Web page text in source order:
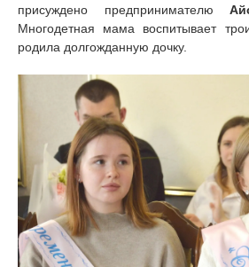
присуждено предпринимателю
Многодетная мама воспитывает
родила долгожданную дочку.